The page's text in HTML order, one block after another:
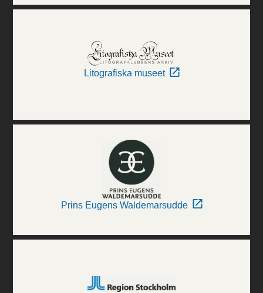
Litografiska museet
Prins Eugens Waldemarsudde